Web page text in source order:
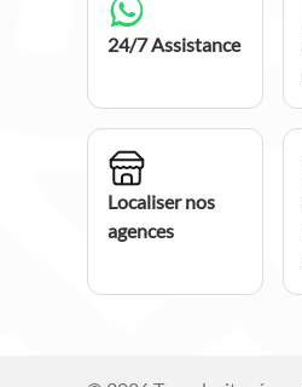
24/7 Assistance
Localiser nos
agences